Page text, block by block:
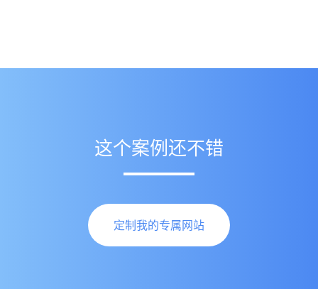
这个案例还不错
定制我的专属网站